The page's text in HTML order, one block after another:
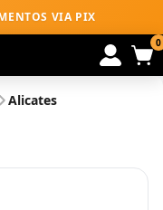
VIA PIX
0
Alicates